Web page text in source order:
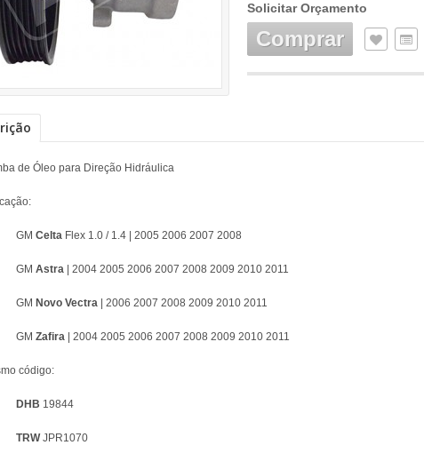
Solicitar Orçamento
Comprar
de Óleo para Direção Hidráulica
GM Celta Flex 1.0 / 1.4 | 2005 2006 2007 2008
GM Astra | 2004 2005 2006 2007 2008 2009 2010 2011
GM Novo Vectra | 2006 2007 2008 2009 2010 2011
GM Zafira | 2004 2005 2006 2007 2008 2009 2010 2011
código:
DHB 19844
TRWJPR1070